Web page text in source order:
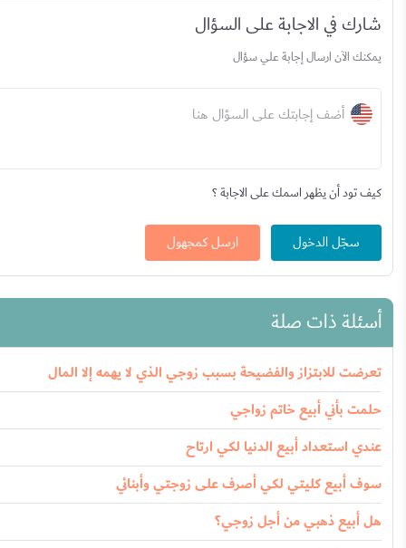
شارك في الاجابة على السؤال
يمكنك الآن ارسال إجابة علي سؤال
أضف إجابتك على السؤال هنا
كيف تود أن يظهر اسمك على الاجابة ؟
سجّل الدخول ارسل كمجهول
أسئلة ذات صلة
تعرضت للابتزاز والفضيحة بسبب زوجي الذي لا يهمه إلا المال
حلمت بأني أبيع خاتم زواجي
عندي استعداد أبيع الدنيا لكي ارتاح
سوف أبيع كليتي لكي أصرف على زوجتي وأبنائي
هل أبيع ذهبي من أجل زوجي؟